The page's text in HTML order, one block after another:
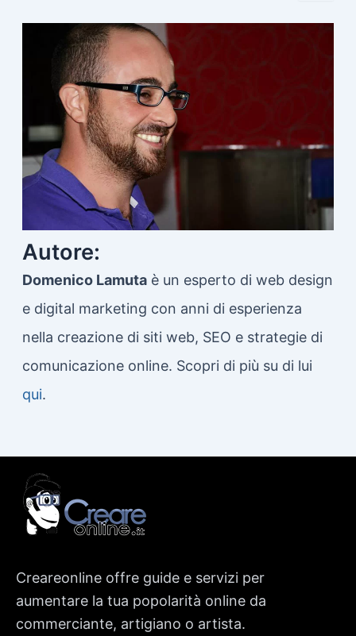
c
Autore:
Domenico Lamutaè un esperto di web design
e digital marketing con anni di esperienza
nella creazione di siti web, SEO e strategie di
comunicazione online. Scopri di più su di lui
qui.
Creareonline offre guide e servizi per
aumentare la tua popolarità online da
commerciante, artigiano o artista.